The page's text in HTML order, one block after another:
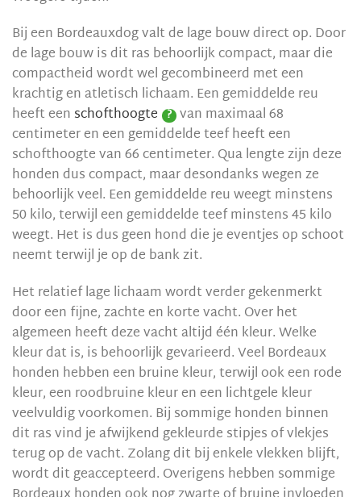
Bij een Bordeauxdog valt de lage bouw direct op. Door
de lage bouw is dit ras behoorlijk compact, maar die
compactheid wordt wel gecombineerd met een
krachtig en atletisch lichaam. Een gemiddelde reu
heeft een schofthoogte ? van maximaal 68
centimeter en een gemiddelde teef heeft een
schofthoogte van 66 centimeter. Qua lengte zijn deze
honden dus compact, maar desondanks wegen ze
behoorlijk veel. Een gemiddelde reu weegt minstens
50 kilo, terwijl een gemiddelde teef minstens 45 kilo
weegt. Het is dus geen hond die je eventjes op schoot
neemt terwijl je op de bank zit.
Het relatief lage lichaam wordt verder gekenmerkt
door een fijne, zachte en korte vacht. Over het
algemeen heeft deze vacht altijd één kleur. Welke
kleur dat is, is behoorlijk gevarieerd. Veel Bordeaux
honden hebben een bruine kleur, terwijl ook een rode
kleur, een roodbruine kleur en een lichtgele kleur
veelvuldig voorkomen. Bij sommige honden binnen
dit ras vind je afwijkend gekleurde stipjes of vlekjes
terug op de vacht. Zolang dit bij enkele vlekken blijft,
wordt dit geaccepteerd. Overigens hebben sommige